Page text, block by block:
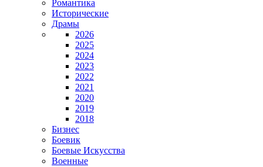
Романтика
Исторические
Драмы
2026
2025
2024
2023
2022
2021
2020
2019
2018
Бизнес
Боевик
Боевые Искусства
Военные